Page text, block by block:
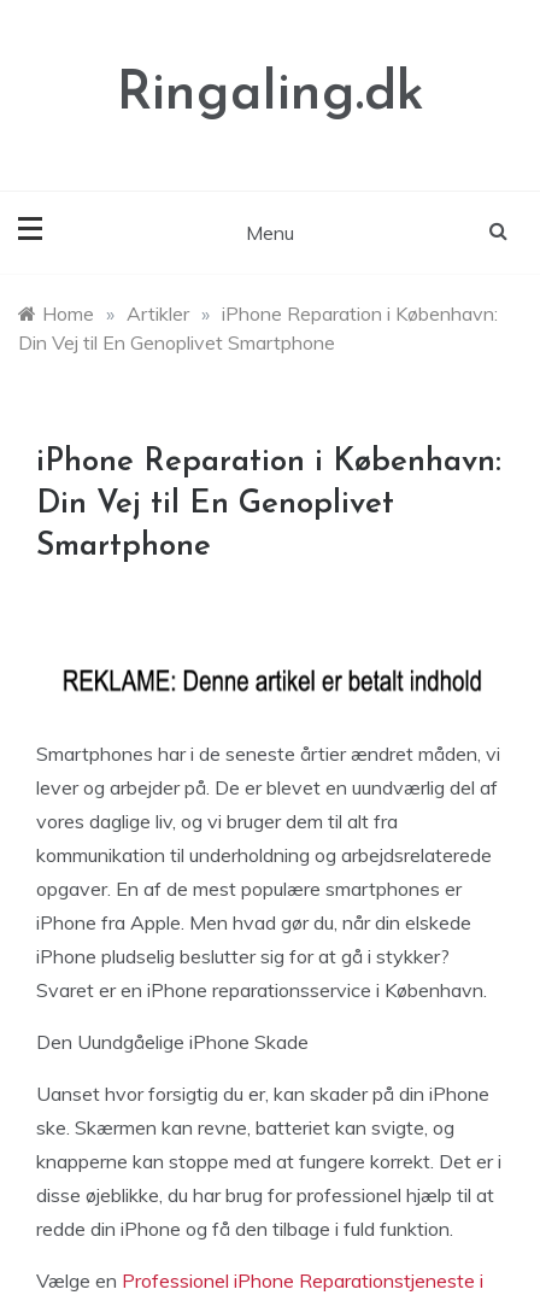
Ringaling.dk
Menu
Home » Artikler » iPhone Reparation i København:
Din Vej til En Genoplivet Smartphone
iPhone Reparation i København:
Din Vej til En Genoplivet
Smartphone
Smartphones har i de seneste årtier ændret måden, vi
lever og arbejder på. De er blevet en uundværlig del af
vores daglige liv, og vi bruger dem til alt fra
kommunikation til underholdning og arbejdsrelaterede
opgaver. En af de mest populære smartphones er
iPhone fra Apple. Men hvad gør du, når din elskede
iPhone pludselig beslutter sig for at gå i stykker?
Svaret er en iPhone reparationsservice i København.
Den Uundgåelige iPhone Skade
Uanset hvor forsigtig du er, kan skader på din iPhone
ske. Skærmen kan revne, batteriet kan svigte, og
knapperne kan stoppe med at fungere korrekt. Det er i
disse øjeblikke, du har brug for professionel hjælp til at
redde din iPhone og få den tilbage i fuld funktion.
Vælge en Professionel iPhone Reparationstjeneste i